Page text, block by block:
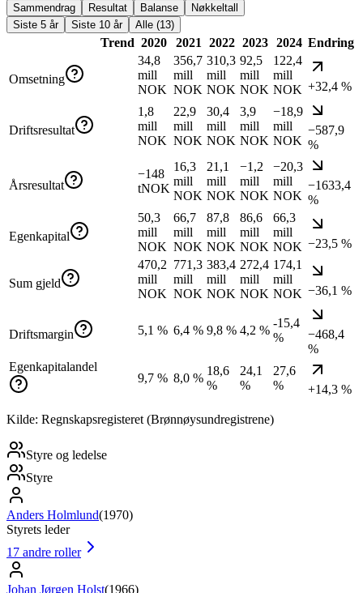
Sammendrag Resultat Balanse
Nøkkeltall
Siste 5 år
Siste 10 år Alle (13)
Trend 2020 2021 2022 2023 2024 Endring
Omsetning
34,8
mill
NOK
356,7
mill
NOK
310,3
mill
NOK
92,5
mill
NOK
122,4
mill
NOK +32,4 %
Driftsresultat
1,8
mill
NOK
22,9
mill
NOK
30,4
mill
NOK
3,9
mill
NOK
−18,9
mill
NOK
−587,9
%
Årsresultat
−148
tNOK
16,3
mill
NOK
21,1
mill
NOK
−1,2
mill
NOK
−20,3
mill
NOK
−1633,4
%
Egenkapital
50,3
mill
NOK
66,7
mill
NOK
87,8
mill
NOK
86,6
mill
NOK
66,3
mill
NOK −23,5 %
Sum gjeld
470,2
mill
NOK
771,3
mill
NOK
383,4
mill
NOK
272,4
mill
NOK
174,1
mill
NOK −36,1 %
Driftsmargin 5,1 % 6,4 % 9,8 % 4,2 %
-15,4
%
−468,4
%
Egenkapitalandel
9,7 % 8,0 %
18,6
%
24,1
%
27,6
%
+14,3 %
Kilde: Regnskapsregisteret (Brønnøysundregistrene)
Styre og ledelse
Styre
Anders Holmlund(1970)
Styrets leder
17 andre roller
Johan Jørgen Holst(1966)